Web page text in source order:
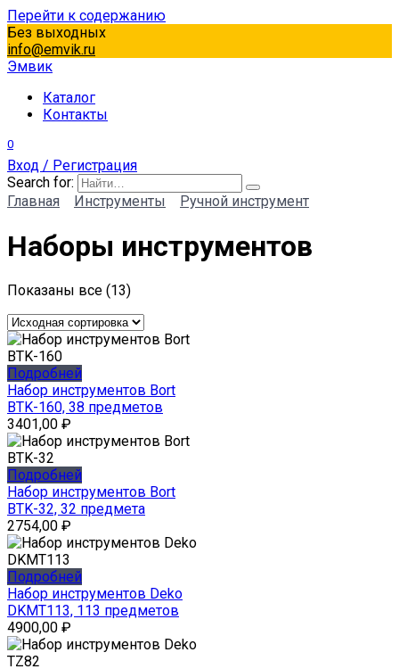
Перейти к содержанию
Без выходных
info@emvik.ru
Эмвик
Каталог
Контакты
0
Вход / Регистрация
Search for:
Главная
Инструменты Ручной инструмент
Наборы инструментов
Показаны все (13)
Подробней
Набор инструментов Bort
BTK-160, 38 предметов
3401,00 ₽
Подробней
Набор инструментов Bort
BTK-32, 32 предмета
2754,00 ₽
Подробней
Набор инструментов Deko
DKMT113, 113 предметов
4900,00 ₽